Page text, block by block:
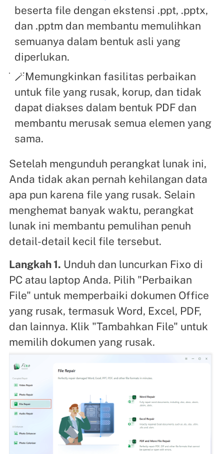
beserta file dengan ekstensi .ppt, .pptx,
dan .pptm dan membantu memulihkan
semuanya dalam bentuk asli yang
diperlukan.
🪄Memungkinkan fasilitas perbaikan
untuk file yang rusak, korup, dan tidak
dapat diakses dalam bentuk PDF dan
membantu merusak semua elemen yang
sama.
Setelah mengunduh perangkat lunak ini,
Anda tidak akan pernah kehilangan data
apa pun karena file yang rusak. Selain
menghemat banyak waktu, perangkat
lunak ini membantu pemulihan penuh
detail-detail kecil file tersebut.
Langkah 1. Unduh dan luncurkan Fixo di
PC atau laptop Anda. Pilih "Perbaikan
File" untuk memperbaiki dokumen Office
yang rusak, termasuk Word, Excel, PDF,
dan lainnya. Klik "Tambahkan File" untuk
memilih dokumen yang rusak.